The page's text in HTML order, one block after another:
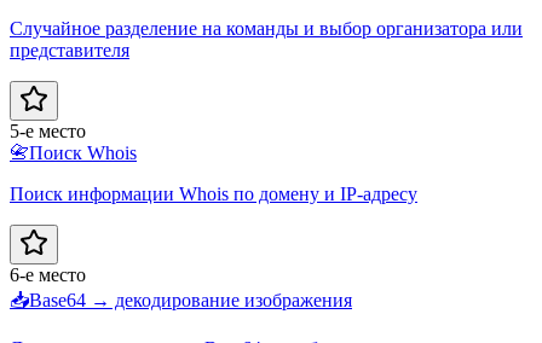
Случайное разделение на команды и выбор организатора или
представителя
5-е место
📇Поиск Whois
Поиск информации Whois по домену и IP-адресу
6-е место
📥Base64 → декодирование изображения